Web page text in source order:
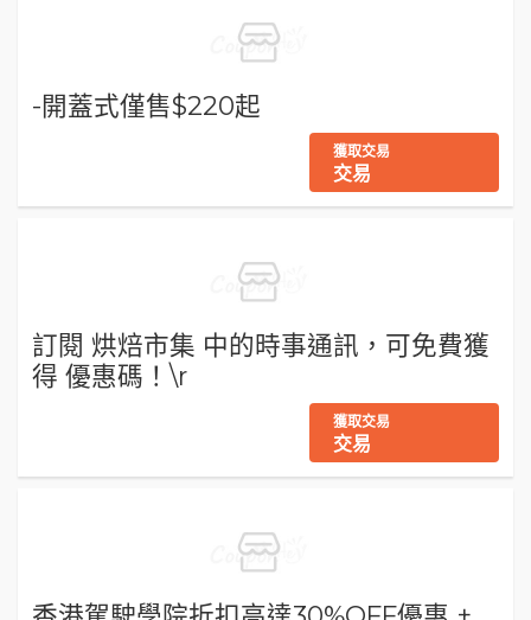
-開蓋式僅售$220起
獲取交易
交易
訂閱 烘焙市集 中的時事通訊，可免費獲
得 優惠碼！\r
獲取交易
交易